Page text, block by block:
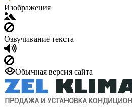
Изображения
Озвучивание текста
Обычная версия сайта